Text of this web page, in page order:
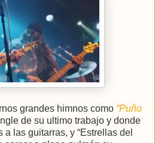
grandes himnos como “Puño
de su ultimo trabajo y donde
las guitarras, y “Estrellas del